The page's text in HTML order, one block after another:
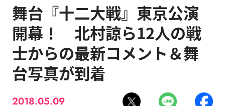
舞台『十二大戦』東京公演
開幕！ 北村諒ら12人の戦
士からの最新コメント＆舞
台写真が到着
2018.05.09